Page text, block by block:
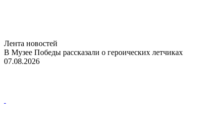
Лента новостей
В Музее Победы рассказали о героических летчиках
07.08.2026